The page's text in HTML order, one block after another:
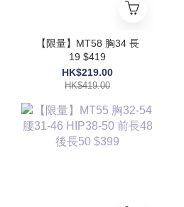
【限量】MT58 胸34 長
19 $419
HK$219.00
HK$419.00